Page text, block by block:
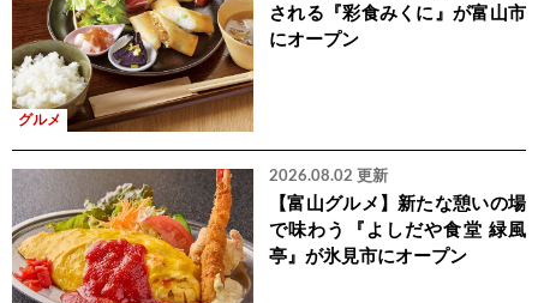
グルメ
される『彩食みくに』が富山市
にオープン
2026.08.02 更新
【富山グルメ】新たな憩いの場
で味わう『よしだや食堂 緑風
亭』が氷見市にオープン